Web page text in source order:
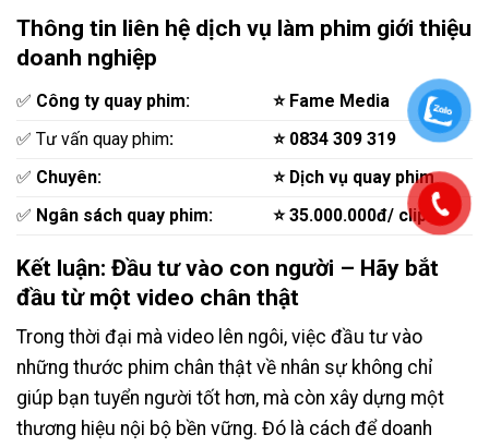
Thông tin liên hệ dịch vụ làm phim giới thiệu
doanh nghiệp
‎✅ Công ty quay phim:
⭐ Fame Media
✅ Tư vấn quay phim:
⭐ 0834 309 319
✅ Chuyên:
⭐ Dịch vụ quay phim
✅ Ngân sách quay phim: ⭐ 35.000.000đ/ clip
Kết luận: Đầu tư vào con người – Hãy bắt
đầu từ một video chân thật
Trong thời đại mà video lên ngôi, việc đầu tư vào
những thước phim chân thật về nhân sự không chỉ
giúp bạn tuyển người tốt hơn, mà còn xây dựng một
thương hiệu nội bộ bền vững. Đó là cách để doanh